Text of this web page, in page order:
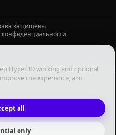
Hyper3D working and optional
the experience, and
all
only
защищены
конфиденциальности